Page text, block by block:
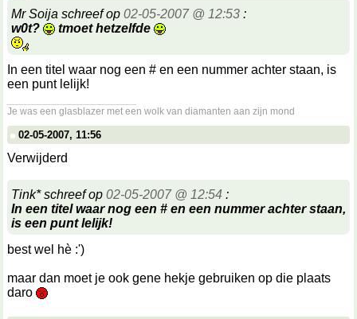
Mr Soija schreef op 02-05-2007 @ 12:53 :
w0t?
tmoet hetzelfde
In een titel waar nog een # en een nummer achter staan, is
een punt lelijk!
Je was een glasblazer met een wolk van diamanten aan zijn mond
02-05-2007, 11:56
Verwijderd
Tink* schreef op 02-05-2007 @ 12:54 :
In een titel waar nog een # en een nummer achter staan,
is een punt lelijk!
best wel hè :')
maar dan moet je ook gene hekje gebruiken op die plaats
daro